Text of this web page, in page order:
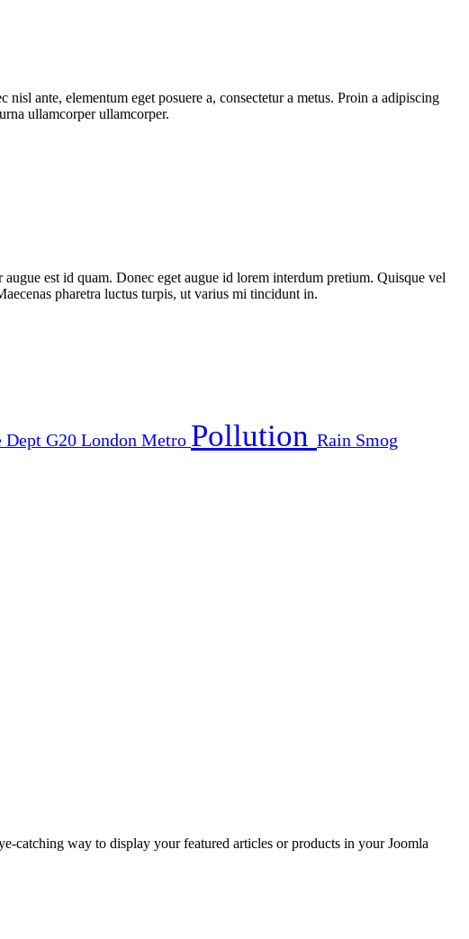
ante, elementum eget posuere a, consectetur a metus. Proin a adipiscing
ullamcorper ullamcorper.
est id quam. Donec eget augue id lorem interdum pretium. Quisque vel
pharetra luctus turpis, ut varius mi tincidunt in.
Dept G20 London Metro Pollution Rain Smog
catching way to display your featured articles or products in your Joomla